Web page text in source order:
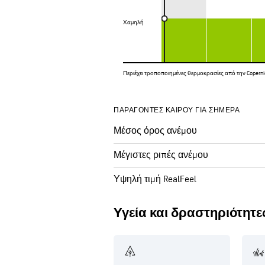
Χαμηλή
Χαμηλή
Περιέχει τροποποιημένες θερμοκρασίες από την
ΠΑΡΆΓΟΝΤΕΣ ΚΑΙΡΟΎ ΓΙΑ ΣΉΜΕΡΑ
Μέσος όρος ανέμου
Μέγιστες ριπές ανέμου
Υψηλή τιμή RealFeel
Υγεία και